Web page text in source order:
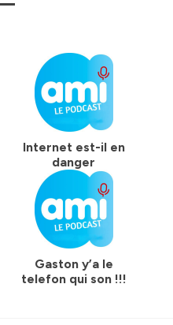
Internet est-il en
danger
Gaston y’a le
telefon qui son !!!